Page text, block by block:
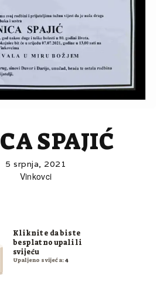
SPAJIĆ
5 srpnja, 2021
Vinkovci
Kliknite da biste
besplatno upalili
svijeću
Upaljeno svijeća:4